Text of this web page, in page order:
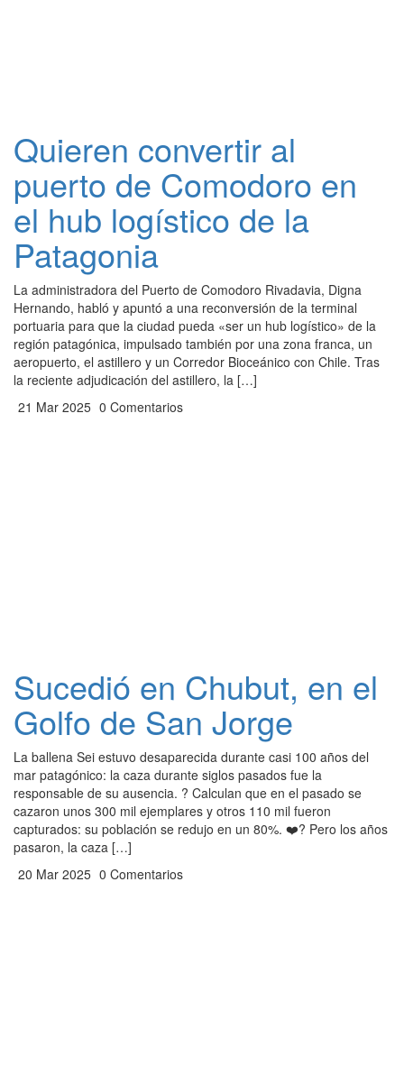
Quieren convertir al
puerto de Comodoro en
el hub logístico de la
Patagonia
La administradora del Puerto de Comodoro Rivadavia, Digna
Hernando, habló y apuntó a una reconversión de la terminal
portuaria para que la ciudad pueda «ser un hub logístico» de la
región patagónica, impulsado también por una zona franca, un
aeropuerto, el astillero y un Corredor Bioceánico con Chile. Tras
la reciente adjudicación del astillero, la […]
21 Mar 2025 0 Comentarios
Sucedió en Chubut, en el
Golfo de San Jorge
La ballena Sei estuvo desaparecida durante casi 100 años del
mar patagónico: la caza durante siglos pasados fue la
responsable de su ausencia. ? Calculan que en el pasado se
cazaron unos 300 mil ejemplares y otros 110 mil fueron
capturados: su población se redujo en un 80%. ❤️‍? Pero los años
pasaron, la caza […]
20 Mar 2025 0 Comentarios